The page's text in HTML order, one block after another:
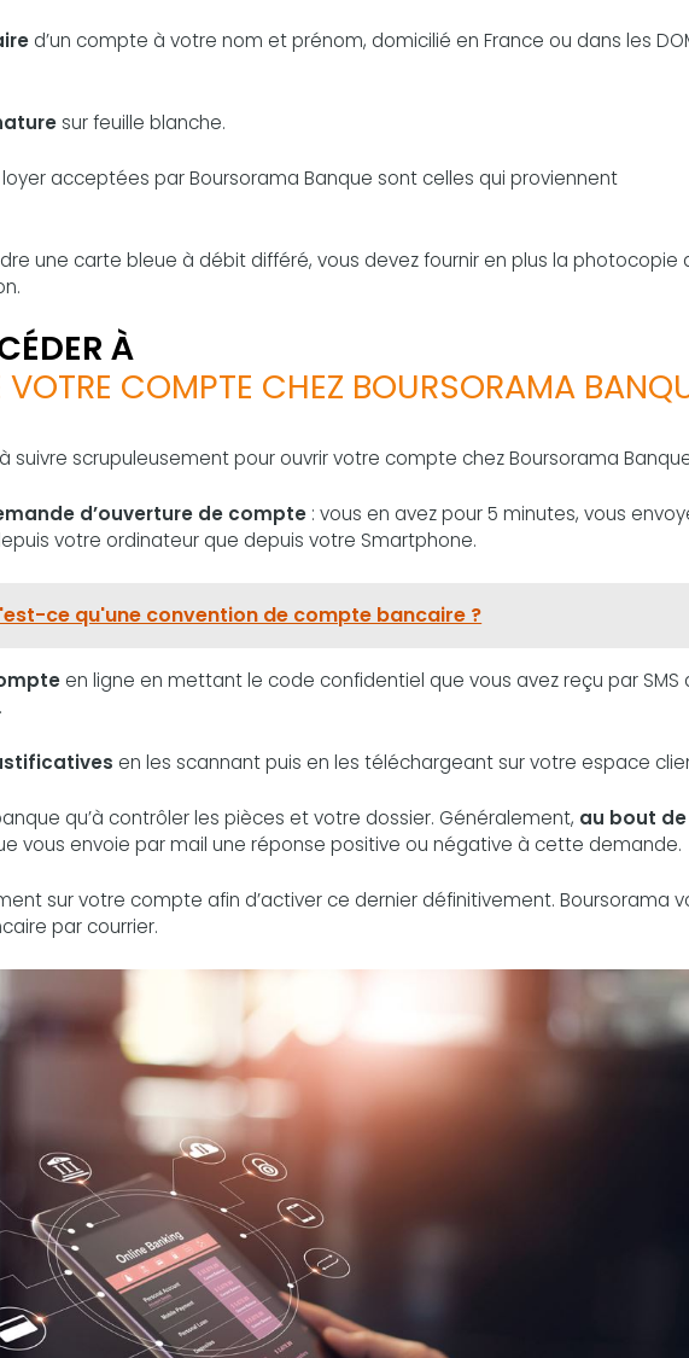
d’un compte à votre nom et prénom, domicilié en France ou dans les
sur feuille blanche.
acceptées par Boursorama Banque sont celles qui proviennent
une carte bleue à débit différé, vous devez fournir en plus la photocopie
À
VOTRE COMPTE CHEZ BOURSORAMA
suivre scrupuleusement pour ouvrir votre compte chez Boursorama
d’ouverture de compte : vous en avez pour 5 minutes, vous
votre ordinateur que depuis votre Smartphone.
ce qu'une convention de compte bancaire ?
en ligne en mettant le code confidentiel que vous avez reçu par SMS
en les scannant puis en les téléchargeant sur votre espace
qu’à contrôler les pièces et votre dossier. Généralement, au bout
vous envoie par mail une réponse positive ou négative à cette demande.
sur votre compte afin d’activer ce dernier définitivement. Boursorama
par courrier.